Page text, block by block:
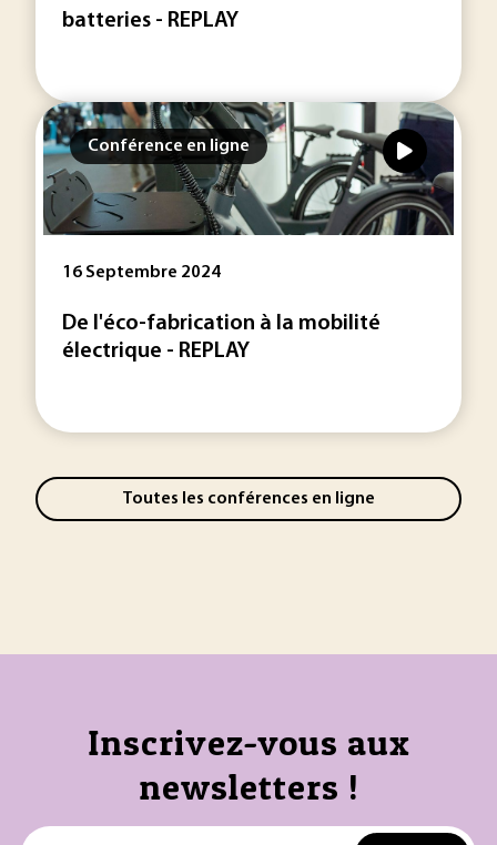
batteries - REPLAY
Conférence en ligne
16 Septembre 2024
De l'éco-fabrication à la mobilité
électrique - REPLAY
Toutes les conférences en ligne
Inscrivez-vous aux
newsletters !